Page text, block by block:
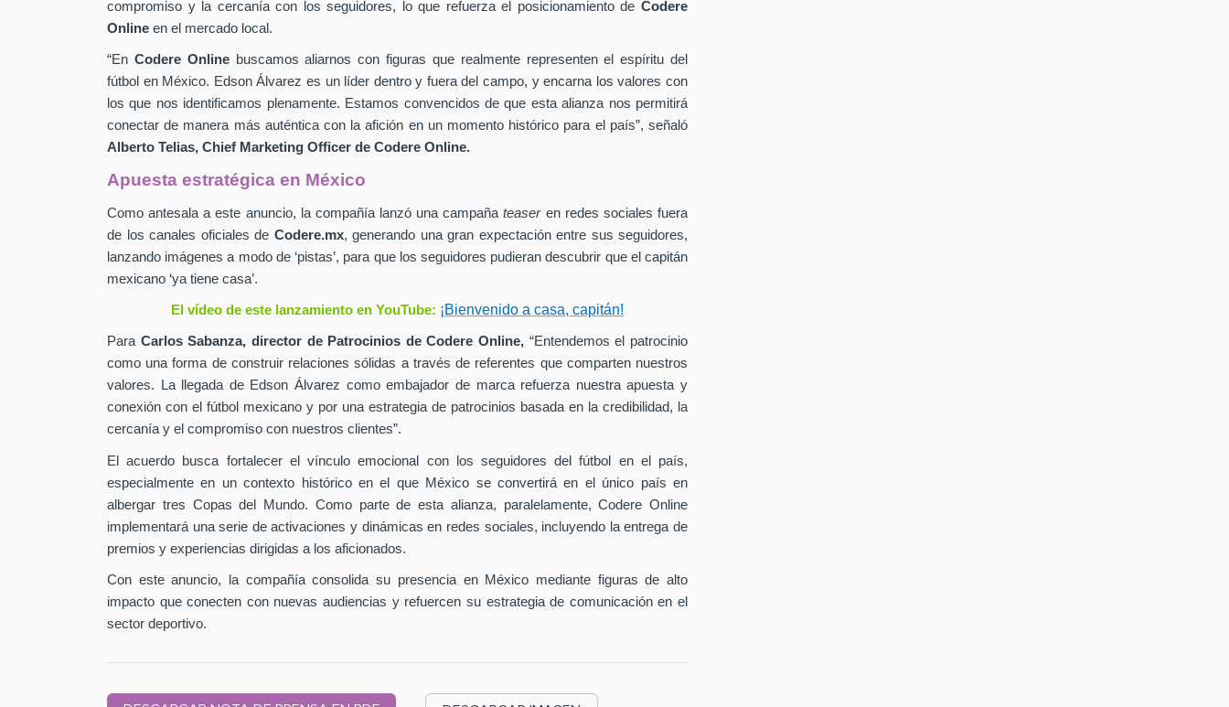
compromiso y la cercanía con los seguidores, lo que refuerza el posicionamiento de Codere
Online en el mercado local.
“En Codere Onlinebuscamos aliarnos con figuras que realmente representen el espíritu del
fútbol en México. Edson Álvarez es un líder dentro y fuera del campo, y encarna los valores con
los que nos identificamos plenamente. Estamos convencidos de que esta alianza nos permitirá
conectar de manera más auténtica con la afición en un momento histórico para el país”, señaló
Alberto Telias, Chief Marketing Officer de Codere Online.
Apuesta estratégica en México
Como antesala a este anuncio, la compañía lanzó una campañateaseren redes sociales fuera
de los canales oficiales de Codere.mx, generando una gran expectación entre sus seguidores,
lanzando imágenes a modo de ‘pistas’, para que los seguidores pudieran descubrir que el capitán
mexicano ‘ya tiene casa’.
El vídeo de este lanzamiento en YouTube: ¡Bienvenido a casa, capitán!
Para Carlos Sabanza, director de Patrocinios de Codere Online, “Entendemos el patrocinio
como una forma de construir relaciones sólidas a través de referentes que comparten nuestros
valores. La llegada de Edson Álvarez como embajador de marca refuerza nuestra apuesta y
conexión con el fútbol mexicano y por una estrategia de patrocinios basada en la credibilidad, la
cercanía y el compromiso con nuestros clientes”.
El acuerdo busca fortalecer el vínculo emocional con los seguidores del fútbol en el país,
especialmente en un contexto histórico en el que México se convertirá en el único país en
albergar tres Copas del Mundo. Como parte de esta alianza, paralelamente, Codere Online
implementará una serie de activaciones y dinámicas en redes sociales, incluyendo la entrega de
premios y experiencias dirigidas a los aficionados.
Con este anuncio, la compañía consolida su presencia en México mediante figuras de alto
impacto que conecten con nuevas audiencias y refuercen su estrategia de comunicación en el
sector deportivo.